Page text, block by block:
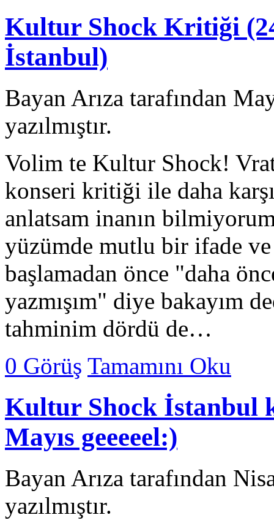
Kultur Shock Kritiği
İstanbul)
Bayan Arıza tarafından
yazılmıştır.
Volim te Kultur Shock!
konseri kritiği ile daha
anlatsam inanın
yüzümde mutlu bir ifade ve
başlamadan önce "daha
yazmışım" diye bakayım
tahminim dördü de…
0 Görüş Tamamını Oku
Kultur Shock İstanbul
Mayıs geeeeel:)
Bayan Arıza tarafından
yazılmıştır.